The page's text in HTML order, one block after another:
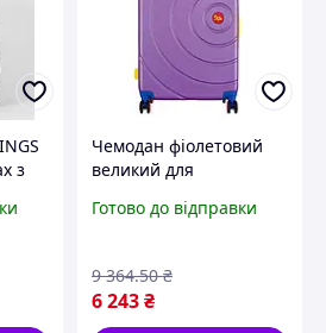
з
Чемодан фіолетовий
великий для
поїздок з кодовим
телескопічною ручкою
FLAME
Готово до відправки
6 243₴
9 364.50 ₴